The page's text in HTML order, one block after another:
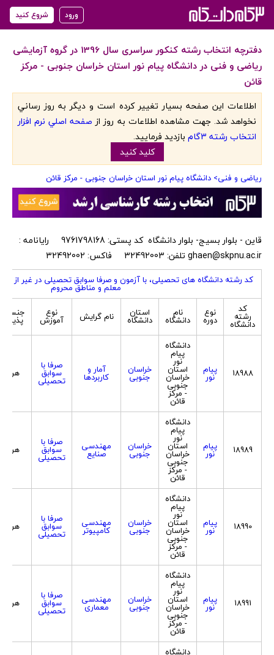
ورود شروع کنید
دفترچه انتخاب رشته کنکور سراسری سال 1396 در گروه آزمایشی
ریاضی و فنی در دانشگاه پیام نور استان خراسان جنوبی - مرکز
قائن
اطلاعات اين صفحه بسيار تغيير کرده است و ديگر به روز رساني
نخواهد شد. جهت مشاهده اطلاعات به روز از صفحه اصلي نرم افزار
انتخاب رشته 3گام
بازديد فرماييد.
کليد کنيد
ریاضی و فنی> دانشگاه پیام نور استان خراسان جنوبی - مرکز قائن
قاین - بلوار بسیج- بلوار دانشگاه کد پستی: 9761798168 رایانامه :
ghaen@skpnu.ac.ir تلفن: 32492003 فاکس: 32492002
کد رشته دانشگاه های تحصیلی، با آزمون و صرفا سوابق تحصیلی در غیر از
معلم و مناطق محروم
کد
رشته
دانشگاه
نوع
دوره
نام
دانشگاه
استان
دانشگاه نام گرایش نوع
آموزش پذیرش
18988 پیام
نور
دانشگاه
پیام
نور
استان
خراسان
جنوبی
- مرکز
قائن
خراسان
جنوبی
آمار و
کاربردها
صرفا با
سوابق
تحصیلی
هردو
18989 پیام
نور
دانشگاه
پیام
نور
استان
خراسان
جنوبی
- مرکز
قائن
خراسان
جنوبی
مهندسی
صنایع
صرفا با
سوابق
تحصیلی
هردو
18990 پیام
نور
دانشگاه
پیام
نور
استان
خراسان
جنوبی
- مرکز
قائن
خراسان
جنوبی
مهندسی
کامپیوتر
صرفا با
سوابق
تحصیلی
هردو
18991 پیام
نور
دانشگاه
پیام
نور
استان
خراسان
جنوبی
- مرکز
قائن
خراسان
جنوبی
مهندسی
معماری
صرفا با
سوابق
تحصیلی
هردو
دانشگاه